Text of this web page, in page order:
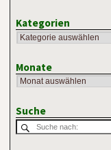
Kategorien
Monate
Suche